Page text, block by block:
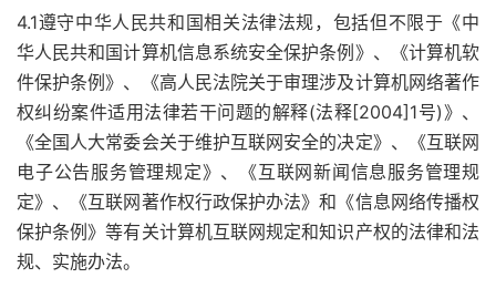
4.1遵守中华人民共和国相关法律法规，包括但不限于《中
华人民共和国计算机信息系统安全保护条例》、《计算机软
件保护条例》、《高人民法院关于审理涉及计算机网络著作
权纠纷案件适用法律若干问题的解释(法释[2004]1号)》、
《全国人大常委会关于维护互联网安全的决定》、《互联网
电子公告服务管理规定》、《互联网新闻信息服务管理规
定》、《互联网著作权行政保护办法》和《信息网络传播权
保护条例》等有关计算机互联网规定和知识产权的法律和法
规、实施办法。